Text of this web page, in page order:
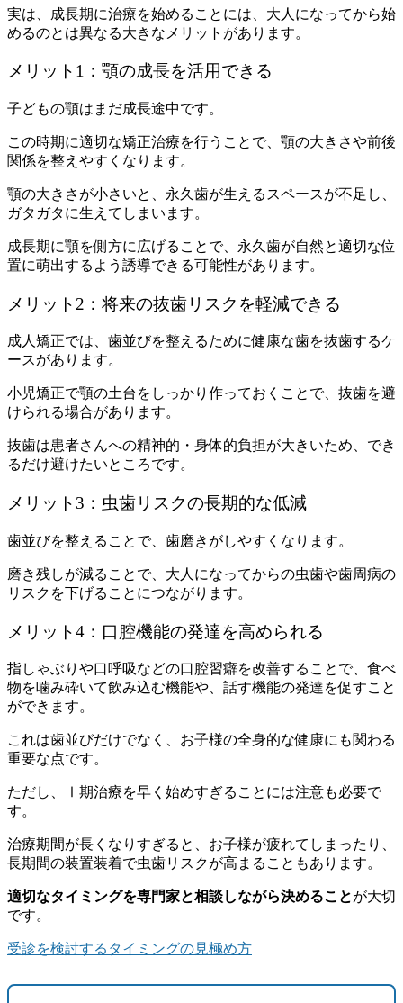
実は、成長期に治療を始めることには、大人になってから始
めるのとは異なる大きなメリットがあります。
メリット1：顎の成長を活用できる
子どもの顎はまだ成長途中です。
この時期に適切な矯正治療を行うことで、顎の大きさや前後
関係を整えやすくなります。
顎の大きさが小さいと、永久歯が生えるスペースが不足し、
ガタガタに生えてしまいます。
成長期に顎を側方に広げることで、永久歯が自然と適切な位
置に萌出するよう誘導できる可能性があります。
メリット2：将来の抜歯リスクを軽減できる
成人矯正では、歯並びを整えるために健康な歯を抜歯するケ
ースがあります。
小児矯正で顎の土台をしっかり作っておくことで、抜歯を避
けられる場合があります。
抜歯は患者さんへの精神的・身体的負担が大きいため、でき
るだけ避けたいところです。
メリット3：虫歯リスクの長期的な低減
歯並びを整えることで、歯磨きがしやすくなります。
磨き残しが減ることで、大人になってからの虫歯や歯周病の
リスクを下げることにつながります。
メリット4：口腔機能の発達を高められる
指しゃぶりや口呼吸などの口腔習癖を改善することで、食べ
物を噛み砕いて飲み込む機能や、話す機能の発達を促すこと
ができます。
これは歯並びだけでなく、お子様の全身的な健康にも関わる
重要な点です。
ただし、Ⅰ期治療を早く始めすぎることには注意も必要で
す。
治療期間が長くなりすぎると、お子様が疲れてしまったり、
長期間の装置装着で虫歯リスクが高まることもあります。
適切なタイミングを専門家と相談しながら決めることが大切
です。
受診を検討するタイミングの見極め方